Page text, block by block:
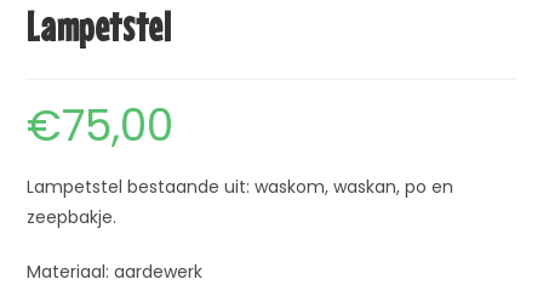
Lampetstel
€75,00
Lampetstel bestaande uit: waskom, waskan, po en
zeepbakje.
Materiaal: aardewerk